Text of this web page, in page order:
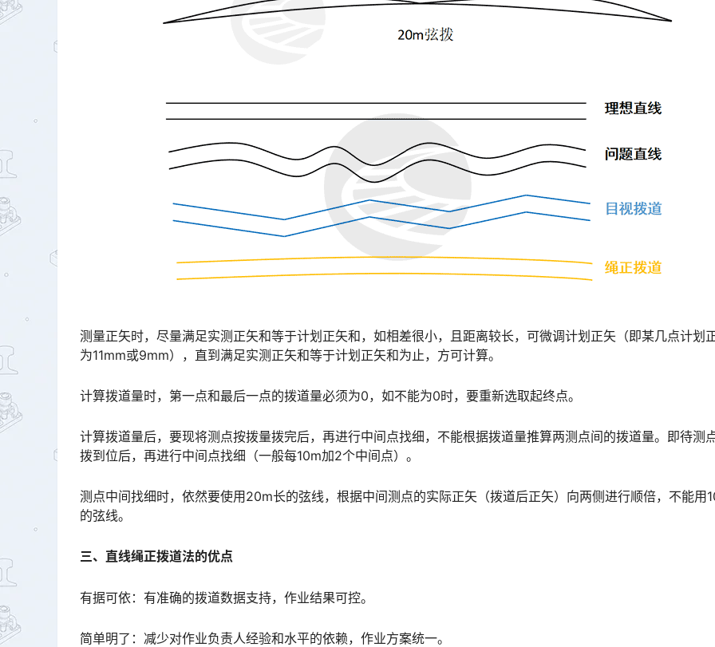
测量正矢时，尽量满足实测正矢和等于计划正矢和，如相差很小，且距离较长，可微调计划正矢（即某几点计划
为11mm或9mm），直到满足实测正矢和等于计划正矢和为止，方可计算。󠅅󠅃󠄵󠅂󠄪󠇖󠆨󠆨󠇕󠆞󠆒󠅬󠇘󠆭󠆘󠇙󠆝󠅵󠇗󠆭󠆁󠄐󠇗󠅹󠅸󠇖󠆍󠅳󠇖󠅹󠅰󠇖󠆌󠅹
计算拨道量时，第一点和最后一点的拨道量必须为0，如不能为0时，要重新选取起终点。
计算拨道量后，要现将测点按拨量拨完后，再进行中间点找细，不能根据拨道量推算两测点间的拨道量。即待测
拨到位后，再进行中间点找细（一般每10m加2个中间点）。󠅅󠅃󠄵󠅂󠄪󠇖󠆨󠆨󠇕󠆞󠆒󠅬󠇘󠆭󠆘󠇙󠆝󠅵󠇗󠆭󠆁󠄐󠇗󠅹󠅸󠇖󠆍󠅳󠇖󠅹󠅰󠇖󠆌󠅹
测点中间找细时，依然要使用20m长的弦线，根据中间测点的实际正矢（拨道后正矢）向两侧进行顺倍，不能用
的弦线。
三、直线绳正拨道法的优点
有据可依：有准确的拨道数据支持，作业结果可控。
简单明了：减少对作业负责人经验和水平的依赖，作业方案统一。